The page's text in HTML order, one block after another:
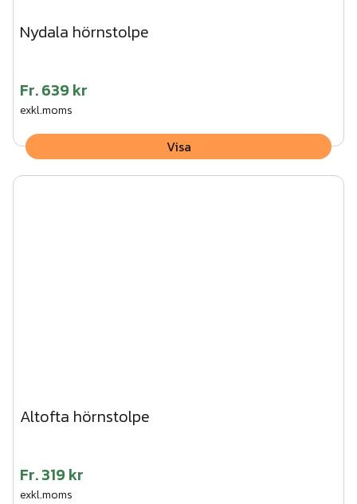
Nydala hörnstolpe
Fr.639 kr
exkl.moms
Visa
Altofta hörnstolpe
Fr.319 kr
exkl.moms